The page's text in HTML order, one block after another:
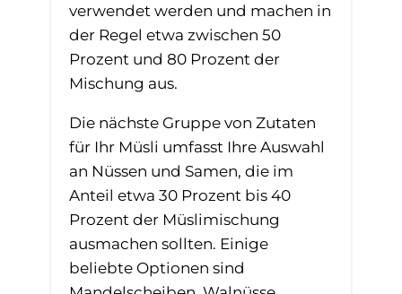
verwendet werden und machen in
der Regel etwa zwischen 50
Prozent und 80 Prozent der
Mischung aus.
Die nächste Gruppe von Zutaten
für Ihr Müsli umfasst Ihre Auswahl
an Nüssen und Samen, die im
Anteil etwa 30 Prozent bis 40
Prozent der Müslimischung
ausmachen sollten. Einige
beliebte Optionen sind